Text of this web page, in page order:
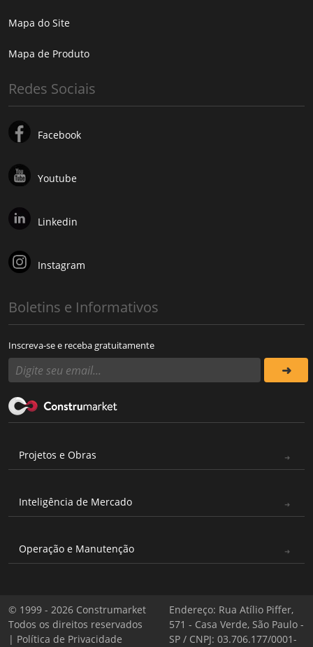
Mapa do Site
Mapa de Produto
Redes Sociais
Facebook
Youtube
Linkedin
Instagram
Boletins e Informativos
Inscreva-se e receba gratuitamente
Projetos e Obras
Inteligência de Mercado
Operação e Manutenção
© 1999 - 2026 Construmarket
Todos os direitos reservados
| Política de Privacidade
Endereço: Rua Atílio Piffer,
571 - Casa Verde, São Paulo -
SP / CNPJ: 03.706.177/0001-